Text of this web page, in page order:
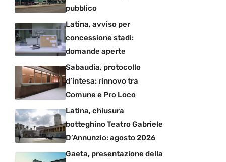
pubblico
Latina, avviso per
concessione stadi:
domande aperte
Sabaudia, protocollo
d’intesa: rinnovo tra
Comune e Pro Loco
Latina, chiusura
botteghino Teatro Gabriele
D’Annunzio: agosto 2026
Gaeta, presentazione della